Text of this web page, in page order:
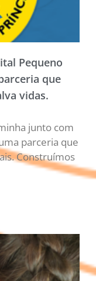
Pequeno
que
vidas.
junto com
parceria que
Construímos